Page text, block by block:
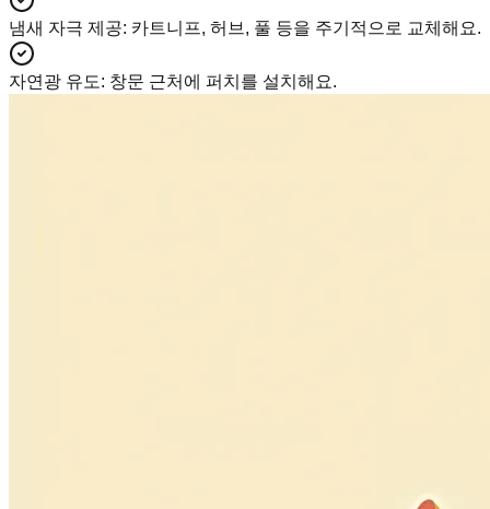
냄새 자극 제공: 카트니프, 허브, 풀 등을 주기적으로 교체해요.
자연광 유도: 창문 근처에 퍼치를 설치해요.